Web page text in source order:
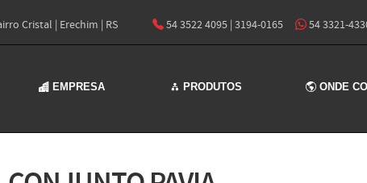
Cristal | Erechim | RS 54 3522 4095 | 3194-0165 54 3321-
EMPRESA PRODUTOS ONDE